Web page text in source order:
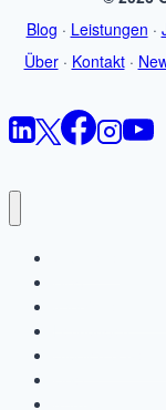
Blog · Leistungen ·
Über· Kontakt·